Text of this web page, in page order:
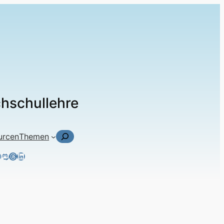
Themen Suchen
Mastodon
Threads
LinkedIn